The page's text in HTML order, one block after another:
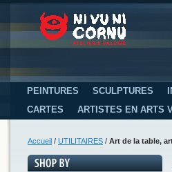
PEINTURES SCULPTURES
CARTES
ARTISTES EN ARTS
Accueil / UTILITAIRES / Art de la table,